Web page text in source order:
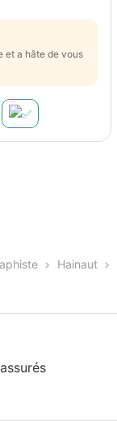
et a hâte de vous
Hainaut